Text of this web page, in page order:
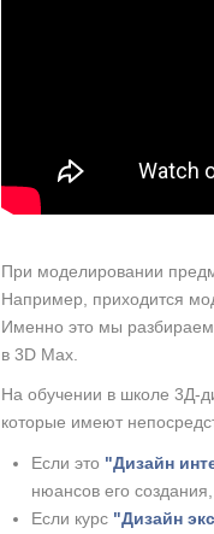
При моделировании
Например, приходится
Именно это мы разбираем
в 3D Max.
На обучении в школе 3Д-
которые имеют
Если это "Дизайн
нюансов его
Если курс "Дизайн